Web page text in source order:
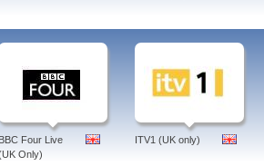
BBC Four Live
Only)
ITV1 (UK only)